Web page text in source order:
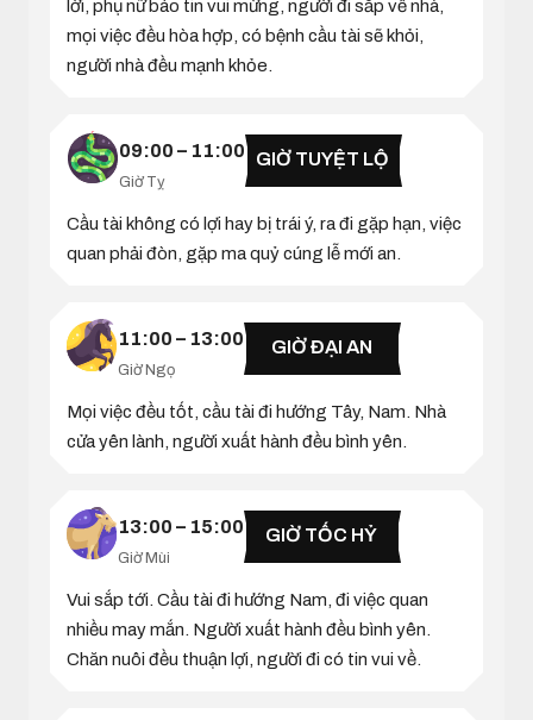
lời, phụ nữ báo tin vui mừng, người đi sắp về nhà,
mọi việc đều hòa hợp, có bệnh cầu tài sẽ khỏi,
người nhà đều mạnh khỏe.
09:00 – 11:00
Giờ Tỵ
GIỜ TUYỆT LỘ
Cầu tài không có lợi hay bị trái ý, ra đi gặp hạn, việc
quan phải đòn, gặp ma quỷ cúng lễ mới an.
11:00 – 13:00
Giờ Ngọ
GIỜ ĐẠI AN
Mọi việc đều tốt, cầu tài đi hướng Tây, Nam. Nhà
cửa yên lành, người xuất hành đều bình yên.
13:00 – 15:00
Giờ Mùi
GIỜ TỐC HỶ
Vui sắp tới. Cầu tài đi hướng Nam, đi việc quan
nhiều may mắn. Người xuất hành đều bình yên.
Chăn nuôi đều thuận lợi, người đi có tin vui về.